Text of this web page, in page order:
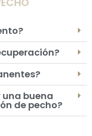
una buena
de pecho?